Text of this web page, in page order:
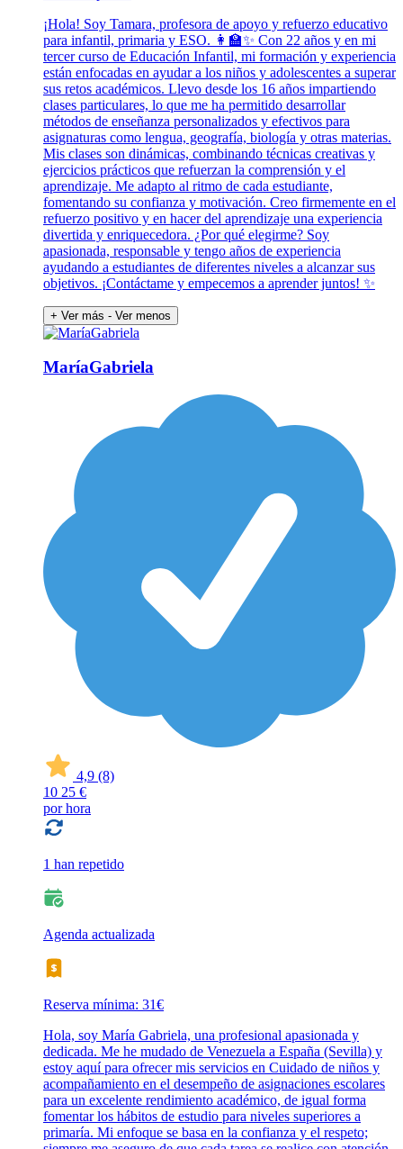
¡Hola! Soy Tamara, profesora de apoyo y refuerzo educativo
para infantil, primaria y ESO. 👩‍🏫✨ Con 22 años y en mi
tercer curso de Educación Infantil, mi formación y experiencia
están enfocadas en ayudar a los niños y adolescentes a superar
sus retos académicos. Llevo desde los 16 años impartiendo
clases particulares, lo que me ha permitido desarrollar
métodos de enseñanza personalizados y efectivos para
asignaturas como lengua, geografía, biología y otras materias.
Mis clases son dinámicas, combinando técnicas creativas y
ejercicios prácticos que refuerzan la comprensión y el
aprendizaje. Me adapto al ritmo de cada estudiante,
fomentando su confianza y motivación. Creo firmemente en el
refuerzo positivo y en hacer del aprendizaje una experiencia
divertida y enriquecedora. ¿Por qué elegirme? Soy
apasionada, responsable y tengo años de experiencia
ayudando a estudiantes de diferentes niveles a alcanzar sus
objetivos. ¡Contáctame y empecemos a aprender juntos! ✨
+ Ver más - Ver menos
MaríaGabriela
4,9 (8)
10 25 €
por hora
1 han repetido
Agenda actualizada
Reserva mínima: 31€
Hola, soy María Gabriela, una profesional apasionada y
dedicada. Me he mudado de Venezuela a España (Sevilla) y
estoy aquí para ofrecer mis servicios en Cuidado de niños y
acompañamiento en el desempeño de asignaciones escolares
para un excelente rendimiento académico, de igual forma
fomentar los hábitos de estudio para niveles superiores a
primaría. Mi enfoque se basa en la confianza y el respeto;